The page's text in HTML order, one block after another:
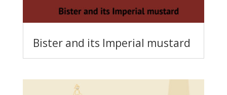
Bister and its Imperial mustard